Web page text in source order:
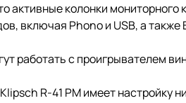
активные колонки
включая Phono и USB, а также
работать с проигрывателем
R-41 PM имеет настройку